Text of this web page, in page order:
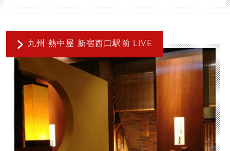
九州 熱中屋 新宿西口駅前 LIVE